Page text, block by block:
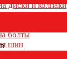
диски и колпаки
колеса
болты
шин